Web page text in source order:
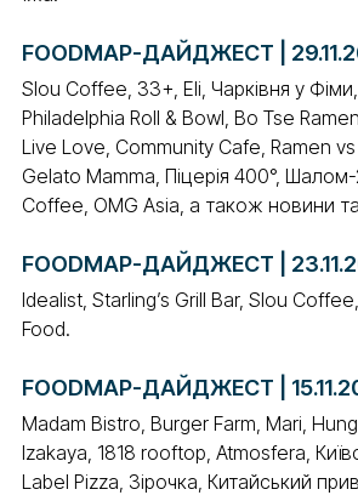
FOODMAP-ДАЙДЖЕСТ |
Slou Coffee, 33+, Eli, Чарківня у
Philadelphia Roll & Bowl, Bo Tse
Live Love, Community Cafe, Ramen
Gelato Mamma, Піцерія 400°,
Coffee, OMG Asia, а також новини та
FOODMAP-ДАЙДЖЕСТ |
Idealist, Starling’s Grill Bar, Slou
Food.
FOODMAP-ДАЙДЖЕСТ |
Madam Bistro, Burger Farm, Mari,
Izakaya, 1818 rooftop, Atmosfera,
Label Pizza, Зірочка, Китайський